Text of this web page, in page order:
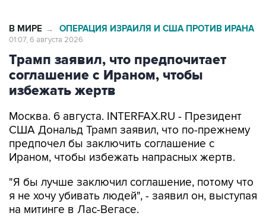
В МИРЕ → ОПЕРАЦИЯ ИЗРАИЛЯ И США ПРОТИВ ИРАНА
01:07, 6 августа 2026
Трамп заявил, что предпочитает
соглашение с Ираном, чтобы
избежать жертв
Москва. 6 августа. INTERFAX.RU - Президент
США Дональд Трамп заявил, что по-прежнему
предпочел бы заключить соглашение с
Ираном, чтобы избежать напрасных жертв.
"Я бы лучше заключил соглашение, потому что
я не хочу убивать людей", - заявил он, выступая
на митинге в Лас-Вегасе.